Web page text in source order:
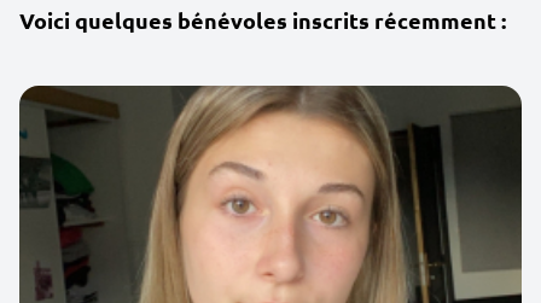
Voici quelques bénévoles inscrits récemment :